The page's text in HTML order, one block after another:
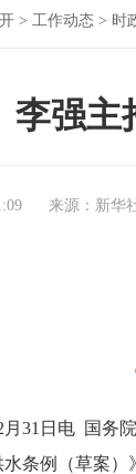
> 工作动态 > 时
李强主
来源：新华
日电 国务院
条例（草案）